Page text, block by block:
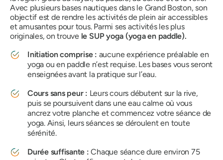
Avec plusieurs bases nautiques dans le Grand Boston, son
objectif est de rendre les activités de plein air accessibles
et amusantes pour tous. Parmi ses activités les plus
originales, on trouvele SUP yoga (yoga en paddle).
Initiation comprise : aucune expérience préalable en
yoga ou en paddle n’est requise. Les bases vous seront
enseignées avant la pratique sur l’eau.
Cours sans peur : Leurs cours débutent sur la rive,
puis se poursuivent dans une eau calme où vous
ancrez votre planche et commencez votre séance de
yoga. Ainsi, leurs séances se déroulent en toute
sérénité.
Durée suffisante :Chaque séance dure environ 75